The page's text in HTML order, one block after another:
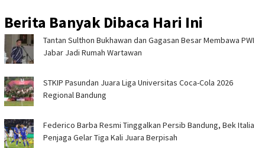
Berita Banyak Dibaca Hari Ini
Tantan Sulthon Bukhawan dan Gagasan Besar Membawa PWI
Jabar Jadi Rumah Wartawan
STKIP Pasundan Juara Liga Universitas Coca-Cola 2026
Regional Bandung
Federico Barba Resmi Tinggalkan Persib Bandung, Bek Italia
Penjaga Gelar Tiga Kali Juara Berpisah